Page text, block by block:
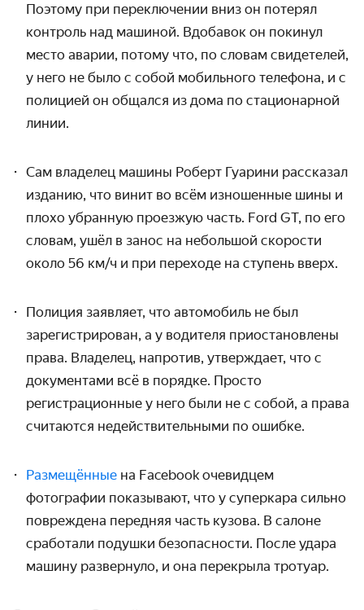
Поэтому при переключении вниз он потерял
контроль над машиной. Вдобавок он покинул
место аварии, потому что, по словам свидетелей,
у него не было с собой мобильного телефона, и с
полицией он общался из дома по стационарной
линии.
Сам владелец машины Роберт Гуарини рассказал
изданию, что винит во всём изношенные шины и
плохо убранную проезжую часть. Ford GT, по его
словам, ушёл в занос на небольшой скорости
около 56 км/ч и при переходе на ступень вверх.
Полиция заявляет, что автомобиль не был
зарегистрирован, а у водителя приостановлены
права. Владелец, напротив, утверждает, что с
документами всё в порядке. Просто
регистрационные у него были не с собой, а права
считаются недействительными по ошибке.
Размещённые на Facebook очевидцем
фотографии показывают, что у суперкара сильно
повреждена передняя часть кузова. В салоне
сработали подушки безопасности. После удара
машину развернуло, и она перекрыла тротуар.